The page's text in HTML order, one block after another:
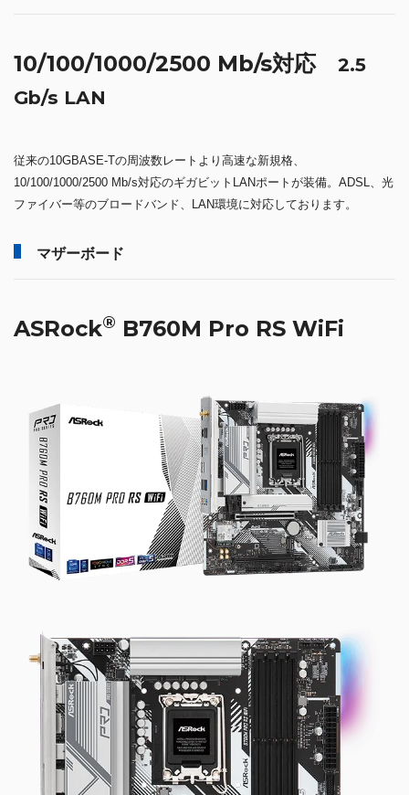
10/100/1000/2500 Mb/s対応 2.5
Gb/s LAN
従来の10GBASE-Tの周波数レートより高速な新規格、
10/100/1000/2500 Mb/s対応のギガビットLANポートが装備。ADSL、光
ファイバー等のブロードバンド、LAN環境に対応しております。
マザーボード
ASRock® B760M Pro RS WiFi